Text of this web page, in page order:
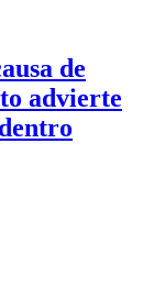
de
advierte